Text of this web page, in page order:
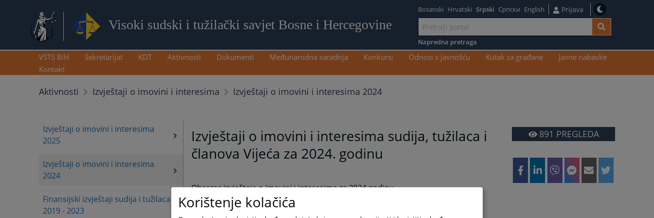
Visoki sudski i tužilački savjet Bosne i Hercegovine
sadržaj
Bosanski Hrvatski Srpski Српски English Prijava
Napredna pretraga
VSTS BiH Sekretarijat KDT Aktivnosti Dokumenti Međunarodna saradnja Konkursi Odnosi s javnošću Kutak za građane
Javne nabavke
Kontakt
Aktivnosti Izvještaji o imovini i interesima Izvještaji o imovini i interesima 2024
Izvještaji o imovini i interesima
2025
Izvještaji o imovini i interesima
2024
Finansijski izvještaji sudija i tužilaca
2019 - 2023
Izvještaji o imovini i interesima sudija, tužilaca i
članova Vijeća za 2024. godinu
Obrazac izvještaja o imovini i interesima za 2024.godinu
891 PREGLEDA
Korištenje kolačića